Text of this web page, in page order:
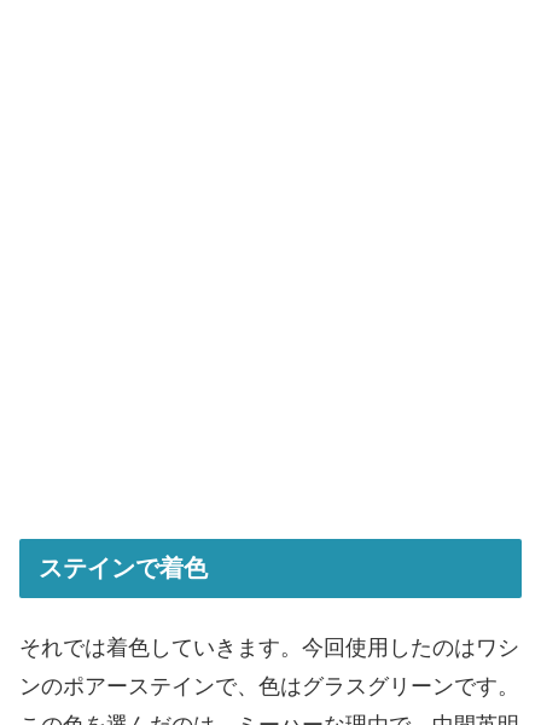
ステインで着色
それでは着色していきます。今回使用したのはワシ
ンのポアーステインで、色はグラスグリーンです。